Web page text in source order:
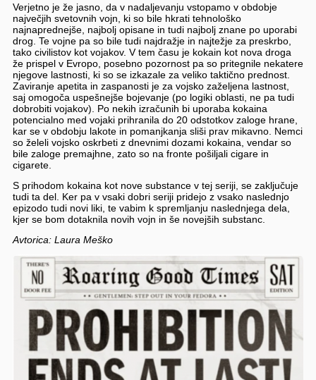
Verjetno je že jasno, da v nadaljevanju vstopamo v obdobje
največjih svetovnih vojn, ki so bile hkrati tehnološko
najnaprednejše, najbolj opisane in tudi najbolj znane po uporabi
drog. Te vojne pa so bile tudi najdražje in najtežje za preskrbo,
tako civilistov kot vojakov. V tem času je kokain kot nova droga
že prispel v Evropo, posebno pozornost pa so pritegnile nekatere
njegove lastnosti, ki so se izkazale za veliko taktično prednost.
Zaviranje apetita in zaspanosti je za vojsko zaželjena lastnost,
saj omogoča uspešnejše bojevanje (po logiki oblasti, ne pa tudi
dobrobiti vojakov). Po nekih izračunih bi uporaba kokaina
potencialno med vojaki prihranila do 20 odstotkov zaloge hrane,
kar se v obdobju lakote in pomanjkanja sliši prav mikavno. Nemci
so želeli vojsko oskrbeti z dnevnimi dozami kokaina, vendar so
bile zaloge premajhne, zato so na fronte pošiljali cigare in
cigarete.
S prihodom kokaina kot nove substance v tej seriji, se zaključuje
tudi ta del. Ker pa v vsaki dobri seriji pridejo z vsako naslednjo
epizodo tudi novi liki, te vabim k spremljanju naslednjega dela,
kjer se bom dotaknila novih vojn in še novejših substanc.
Avtorica: Laura Meško